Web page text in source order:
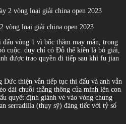
vòng loại giải china open 2023
vòng 1 vì bốc thăm may mắn, trong
cuộc. duy chỉ có Đỗ thế kiên là bỏ giải,
được trao quyền đi tiếp sau khi fu jian
thiện vẫn tiếp tục thi đấu và anh vẫn
dài chuỗi thắng thông của mình lên con
quyết định giành vé vào vòng chung
serradilla (thụy sỹ) đáng tiếc với tỷ số